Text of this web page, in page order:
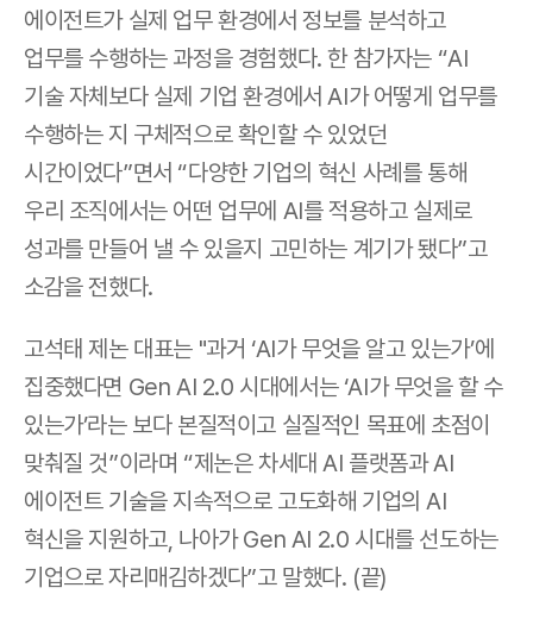
에이전트가 실제 업무 환경에서 정보를 분석하고
업무를 수행하는 과정을 경험했다. 한 참가자는 “AI
기술 자체보다 실제 기업 환경에서 AI가 어떻게 업무를
수행하는 지 구체적으로 확인할 수 있었던
시간이었다”면서 “다양한 기업의 혁신 사례를 통해
우리 조직에서는 어떤 업무에 AI를 적용하고 실제로
성과를 만들어 낼 수 있을지 고민하는 계기가 됐다”고
소감을 전했다.
고석태 제논 대표는 "과거 ‘AI가 무엇을 알고 있는가’에
집중했다면 Gen AI 2.0 시대에서는 ‘AI가 무엇을 할 수
있는가’라는 보다 본질적이고 실질적인 목표에 초점이
맞춰질 것”이라며 “제논은 차세대 AI 플랫폼과 AI
에이전트 기술을 지속적으로 고도화해 기업의 AI
혁신을 지원하고, 나아가 Gen AI 2.0 시대를 선도하는
기업으로 자리매김하겠다”고 말했다. (끝)